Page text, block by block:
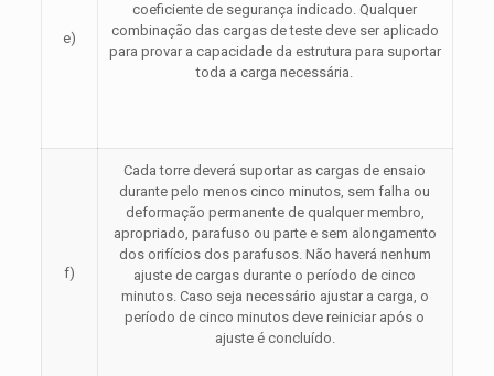
e)
coeficiente de segurança indicado. Qualquer
combinação das cargas de teste deve ser aplicado
para provar a capacidade da estrutura para suportar
toda a carga necessária.
f)
Cada torre deverá suportar as cargas de ensaio
durante pelo menos cinco minutos, sem falha ou
deformação permanente de qualquer membro,
apropriado, parafuso ou parte e sem alongamento
dos orifícios dos parafusos. Não haverá nenhum
ajuste de cargas durante o período de cinco
minutos. Caso seja necessário ajustar a carga, o
período de cinco minutos deve reiniciar após o
ajuste é concluído.